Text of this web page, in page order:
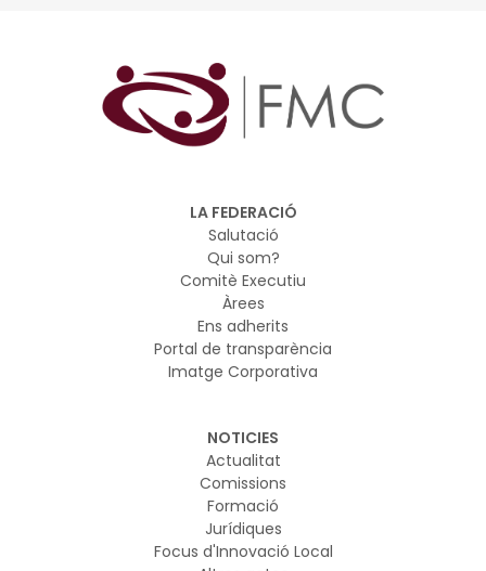
LA FEDERACIÓ
Salutació
Qui som?
Comitè Executiu
Àrees
Ens adherits
Portal de transparència
Imatge Corporativa
NOTICIES
Actualitat
Comissions
Formació
Jurídiques
Focus d'Innovació Local